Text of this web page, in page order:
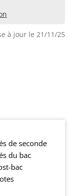
à jour le 21/11/25
de seconde
du bac
bac